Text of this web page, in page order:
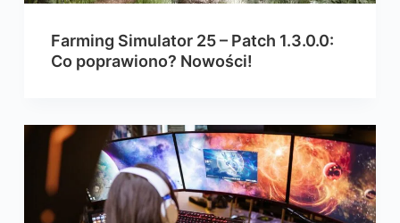
Farming Simulator 25 – Patch 1.3.0.0:
Co poprawiono? Nowości!